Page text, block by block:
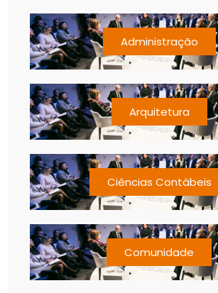
Administração
Arquitetura
Ciências Contábeis
Comunidade